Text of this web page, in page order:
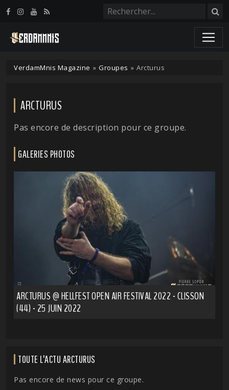
VerdamMnis Magazine » Groupes » Arcturus
ARCTURUS
Pas encore de description pour ce groupe.
GALERIES PHOTOS
ARCTURUS @ HELLFEST OPEN AIR FESTIVAL 2022 - CLISSON
(44) - 25 JUIN 2022
TOUTE L'ACTU ARCTURUS
Pas encore de news pour ce groupe.
Panneau de gestion des cookies